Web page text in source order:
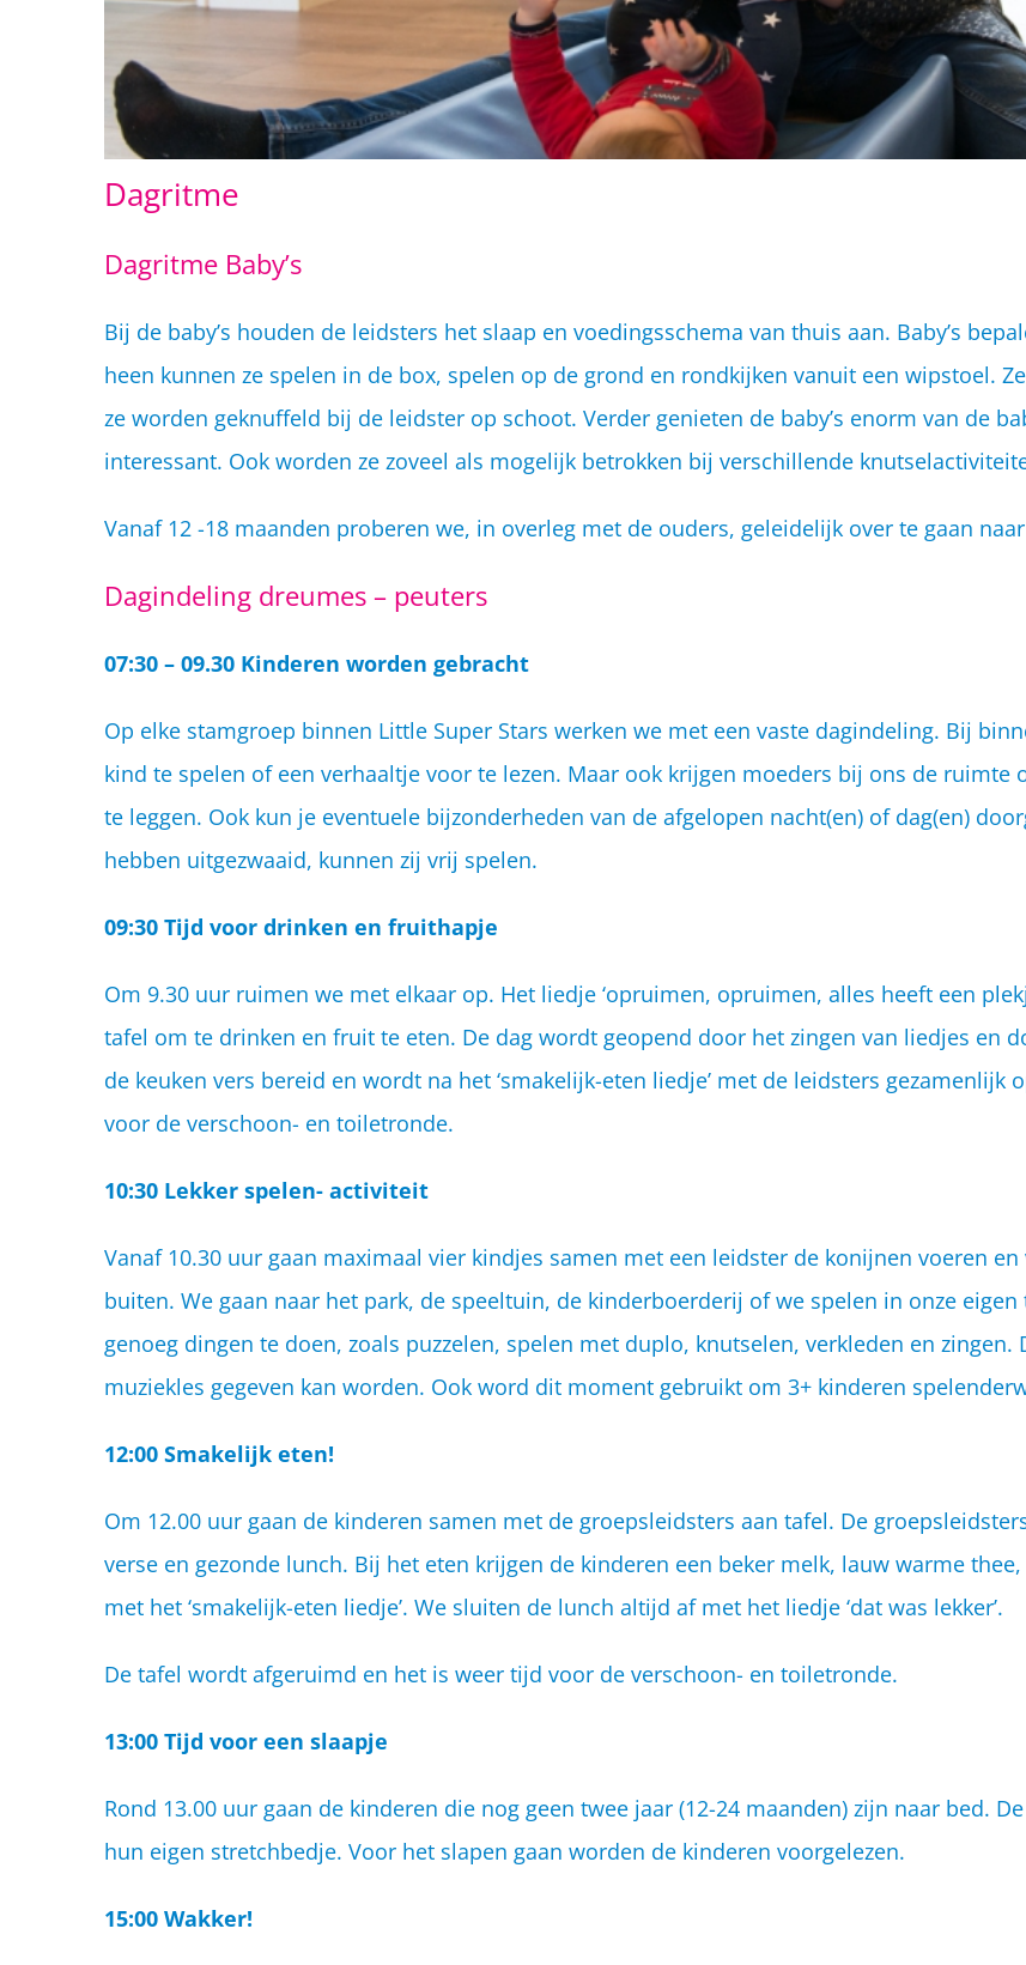
Dagritme
Dagritme Baby’s
Bij de baby’s houden de leidsters het slaap en voedingsschema van thuis aan. Baby’s
heen kunnen ze spelen in de box, spelen op de grond en rondkijken vanuit een wipstoel.
ze worden geknuffeld bij de leidster op schoot. Verder genieten de baby’s enorm van de
interessant. Ook worden ze zoveel als mogelijk betrokken bij verschillende
Vanaf 12 -18 maanden proberen we, in overleg met de ouders, geleidelijk over te gaan
Dagindeling dreumes – peuters
07:30 – 09.30 Kinderen worden gebracht
Op elke stamgroep binnen Little Super Stars werken we met een vaste dagindeling. Bij
kind te spelen of een verhaaltje voor te lezen. Maar ook krijgen moeders bij ons de
te leggen. Ook kun je eventuele bijzonderheden van de afgelopen nacht(en) of dag(en)
hebben uitgezwaaid, kunnen zij vrij spelen.
09:30 Tijd voor drinken en fruithapje
Om 9.30 uur ruimen we met elkaar op. Het liedje ‘opruimen, opruimen, alles heeft een
tafel om te drinken en fruit te eten. De dag wordt geopend door het zingen van liedjes en
de keuken vers bereid en wordt na het ‘smakelijk-eten liedje’ met de leidsters
voor de verschoon- en toiletronde.
10:30 Lekker spelen- activiteit
Vanaf 10.30 uur gaan maximaal vier kindjes samen met een leidster de konijnen voeren
buiten. We gaan naar het park, de speeltuin, de kinderboerderij of we spelen in onze
genoeg dingen te doen, zoals puzzelen, spelen met duplo, knutselen, verkleden en
muziekles gegeven kan worden. Ook word dit moment gebruikt om 3+ kinderen
12:00 Smakelijk eten!
Om 12.00 uur gaan de kinderen samen met de groepsleidsters aan tafel. De
verse en gezonde lunch. Bij het eten krijgen de kinderen een beker melk, lauw warme
met het ‘smakelijk-eten liedje’. We sluiten de lunch altijd af met het liedje ‘dat was lekker’.
De tafel wordt afgeruimd en het is weer tijd voor de verschoon- en toiletronde.
13:00 Tijd voor een slaapje
Rond 13.00 uur gaan de kinderen die nog geen twee jaar (12-24 maanden) zijn naar bed.
hun eigen stretchbedje. Voor het slapen gaan worden de kinderen voorgelezen.
15:00 Wakker!